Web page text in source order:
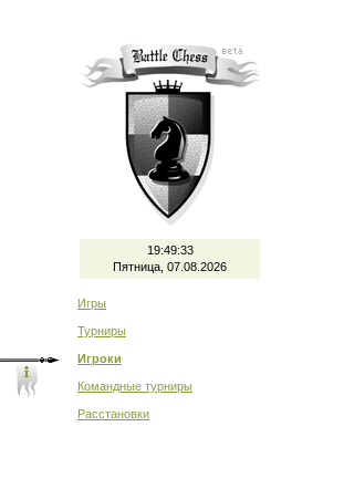
19:49:33
Пятница, 07.08.2026
Игры
Турниры
Игроки
Командные турниры
Расстановки